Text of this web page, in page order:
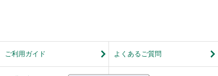
ご利用ガイド よくあるご質問